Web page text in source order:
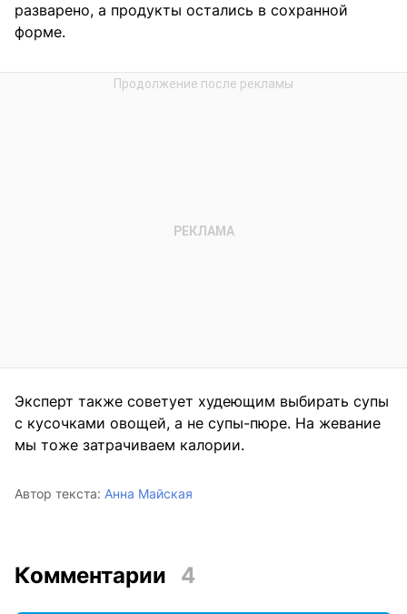
разварено, а продукты остались в сохранной
форме.
Эксперт также советует худеющим выбирать супы
с кусочками овощей, а не супы-пюре. На жевание
мы тоже затрачиваем калории.
Автор текста: Анна Майская
Комментарии 4